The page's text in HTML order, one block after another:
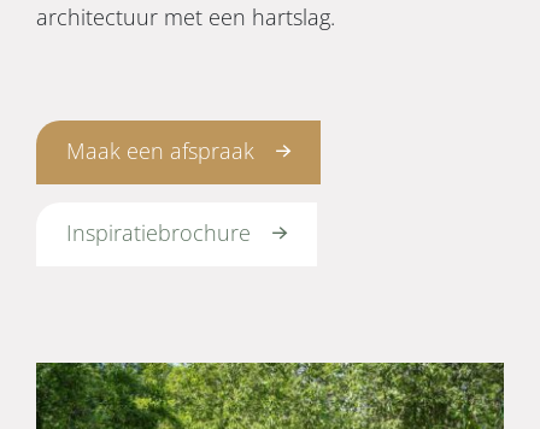
architectuur met een hartslag.
Maak een afspraak
Inspiratiebrochure